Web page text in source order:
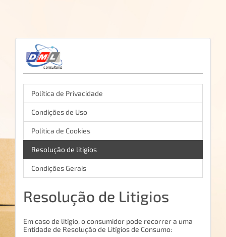
Política de Privacidade
Condições de Uso
Politica de Cookies
Resolução de litigios
Condições Gerais
Resolução de Litigios
Em caso de litígio, o consumidor pode recorrer a uma
Entidade de Resolução de Litígios de Consumo: